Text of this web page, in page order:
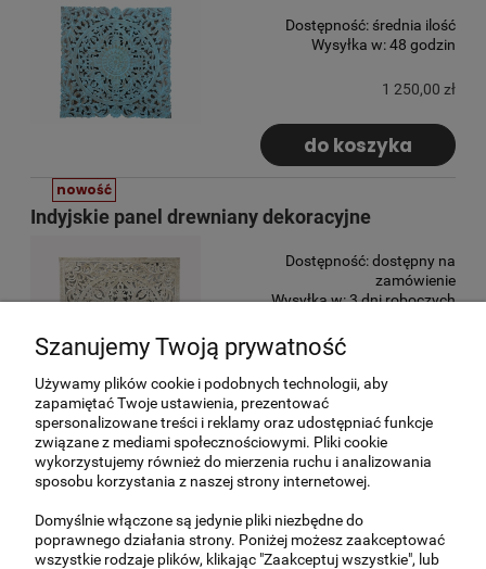
Dostępność: średnia ilość
Wysyłka w:48 godzin
1 250,00 zł
do koszyka
Indyjskie panel drewniany dekoracyjne
Dostępność:dostępny na
zamówienie
Wysyłka w:3 dni roboczych
do koszyka
nowość
Indyjskie panel drewniany dekoracyjne
Dostępność:
Wysyłka w: 3 dni roboczych
nowość
Szanujemy Twoją prywatność
Używamy plików cookie i podobnych technologii, aby
zapamiętać Twoje ustawienia, prezentować
spersonalizowane treści i reklamy oraz udostępniać funkcje
związane z mediami społecznościowymi. Pliki cookie
wykorzystujemy również do mierzenia ruchu i analizowania
sposobu korzystania z naszej strony internetowej.
Domyślnie włączone są jedynie pliki niezbędne do
poprawnego działania strony. Poniżej możesz zaakceptować
wszystkie rodzaje plików, klikając "Zaakceptuj wszystkie", lub